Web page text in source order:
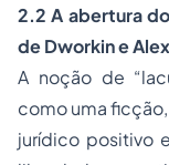
2.2 A abertura
de Dworkin e
A noção de
como uma
jurídico positivo